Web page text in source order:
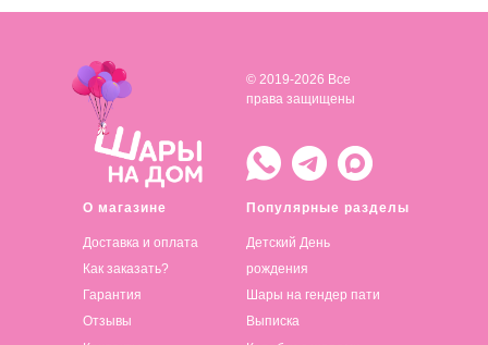
О магазине
Доставка и оплата
Популярные разделы
Детский День
рождения
© 2019-2026 Все
права защищены
Как заказать?
Гарантия
Отзывы
Шары на гендер пати
Выписка